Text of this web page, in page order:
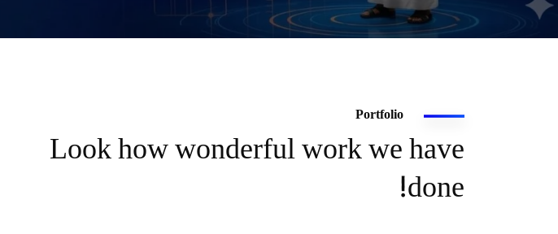
Portfolio
Look how wonderful work we have
done!